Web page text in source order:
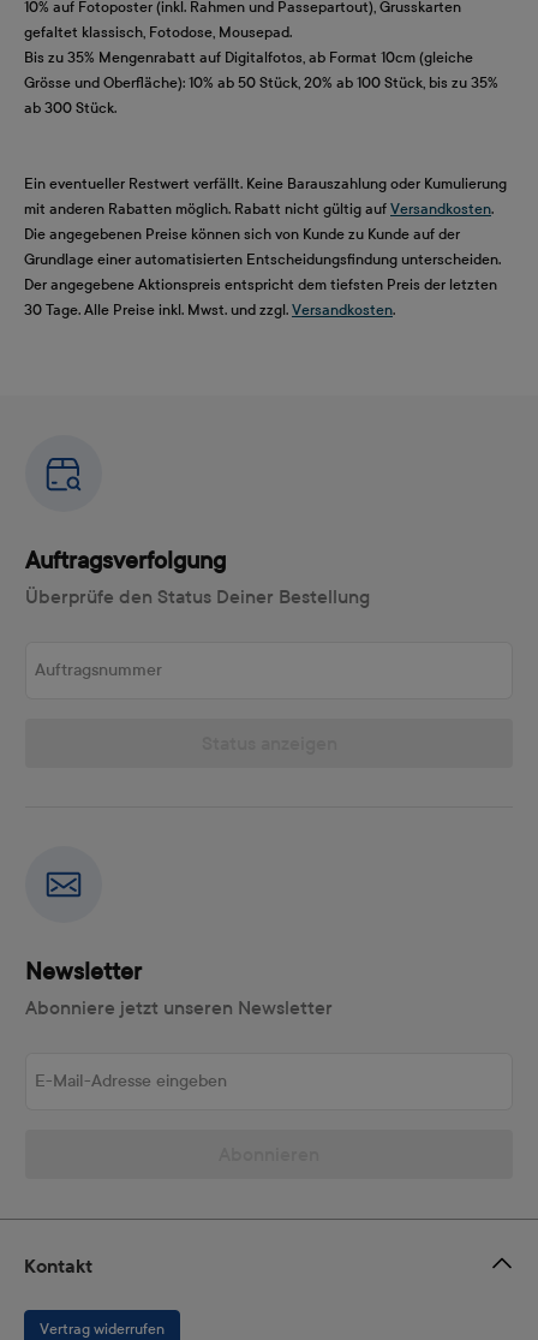
10% auf Fotoposter (inkl. Rahmen und Passepartout), Grusskarten
gefaltet klassisch, Fotodose, Mousepad.
Bis zu 35% Mengenrabatt auf Digitalfotos, ab Format 10cm (gleiche
Grösse und Oberfläche): 10% ab 50 Stück, 20% ab 100 Stück, bis zu 35%
ab 300 Stück.
Ein eventueller Restwert verfällt. Keine Barauszahlung oder Kumulierung
mit anderen Rabatten möglich. Rabatt nicht gültig auf Versandkosten.
Die angegebenen Preise können sich von Kunde zu Kunde auf der
Grundlage einer automatisierten Entscheidungsfindung unterscheiden.
Der angegebene Aktionspreis entspricht dem tiefsten Preis der letzten
30 Tage. Alle Preise inkl. Mwst. und zzgl. Versandkosten.
Auftragsverfolgung
Überprüfe den Status Deiner Bestellung
Newsletter
Abonniere jetzt unseren Newsletter
Kontakt
Vertrag widerrufen